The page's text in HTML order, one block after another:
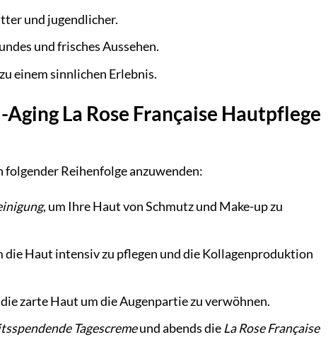
und jugendlicher.
und frisches Aussehen.
einem sinnlichen Erlebnis.
La Rose Française Hautpflege
folgender Reihenfolge anzuwenden:
, um Ihre Haut von Schmutz und Make-up zu
die Haut intensiv zu pflegen und die Kollagenproduktion
zarte Haut um die Augenpartie zu verwöhnen.
Tagescremeund abends dieLa Rose Française